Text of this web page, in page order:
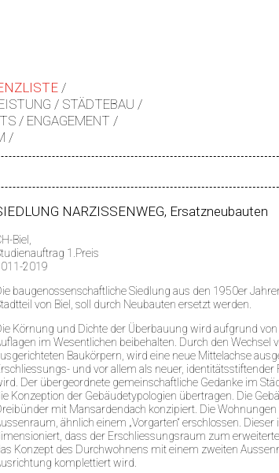
STÄDTEBAU
ENGAGEMENT
NARZISSENWEG, Ersatzneubauten
Biel,
1.Preis
2019
baugenossenschaftliche Siedlung aus den 1950er
von Biel, soll durch Neubauten ersetzt werden.
Körnung und Dichte der Überbauung wird aufgrund
im Wesentlichen beibehalten. Durch den Wechsel
Baukörpern, wird eine neue Mittelachse
und vor allem als neuer,
Der übergeordnete gemeinschaftliche Gedanke im
Konzeption der Gebäudetypologien übertragen. Die
mit Mansardendach konzipiert. Die
ähnlich einem „Vorgarten“ erschlossen.
dass der Erschliessungsraum zum
Konzept des Durchwohnens mit einem zweiten
komplettiert wird.